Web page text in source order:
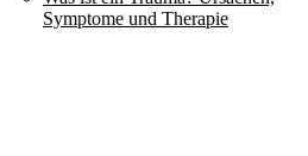
Symptome und Therapie